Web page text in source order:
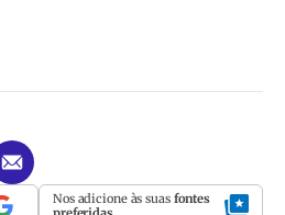
Nos adicione às suas fontes